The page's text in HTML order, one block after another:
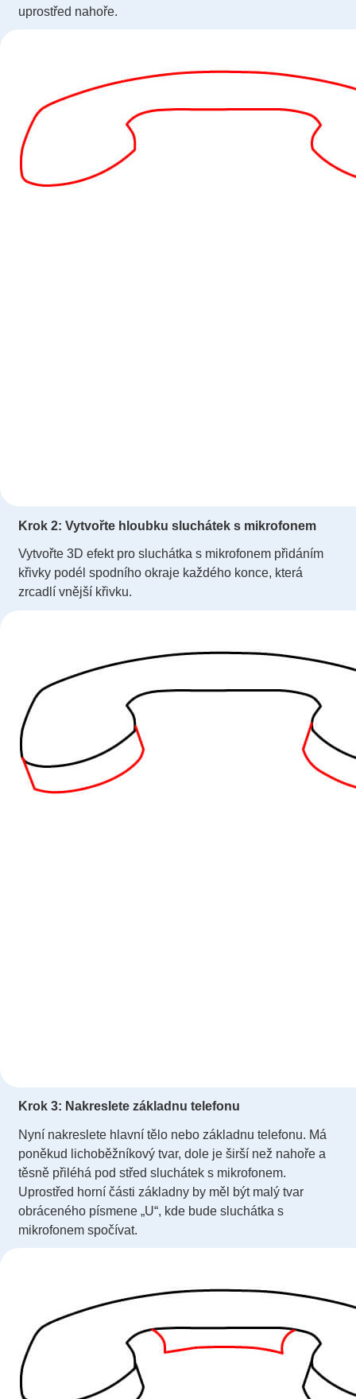
uprostřed nahoře.
Krok 2: Vytvořte hloubku sluchátek s mikrofonem
Vytvořte 3D efekt pro sluchátka s mikrofonem přidáním
křivky podél spodního okraje každého konce, která
zrcadlí vnější křivku.
Krok 3: Nakreslete základnu telefonu
Nyní nakreslete hlavní tělo nebo základnu telefonu. Má
poněkud lichoběžníkový tvar, dole je širší než nahoře a
těsně přiléhá pod střed sluchátek s mikrofonem.
Uprostřed horní části základny by měl být malý tvar
obráceného písmene „U“, kde bude sluchátka s
mikrofonem spočívat.